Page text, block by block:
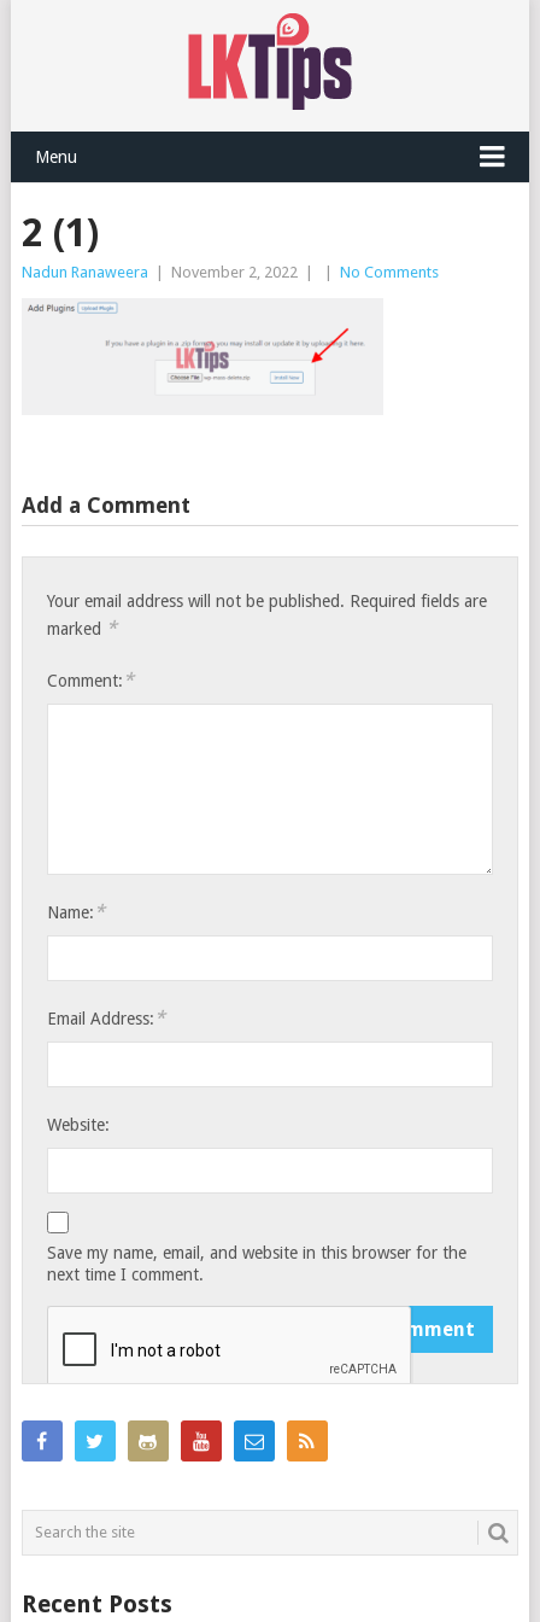
Menu
2 (1)
Nadun Ranaweera November 2, 2022 No Comments
Add a Comment
Your email address will not be published. Required fields are
marked *
Comment: *
Name: *
Email Address: *
Website:
Save my name, email, and website in this browser for the
next time I comment.
Recent Posts